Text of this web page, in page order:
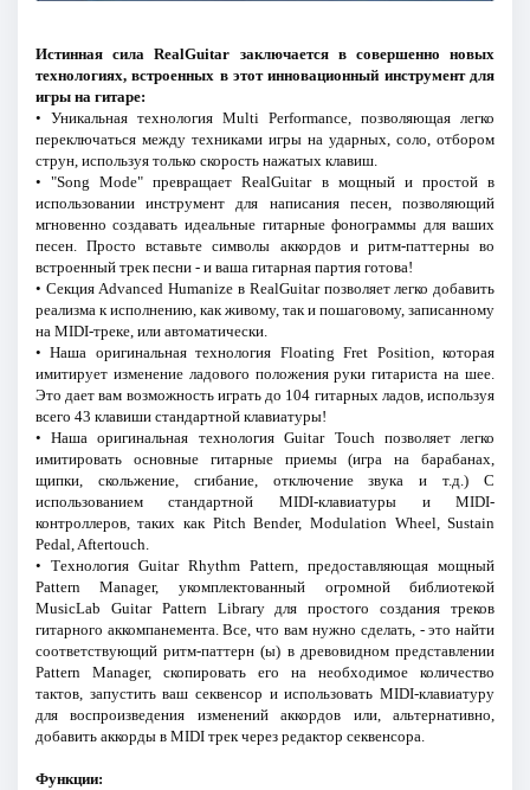
Истинная сила RealGuitar заключается в совершенно новых
технологиях, встроенных в этот инновационный инструмент для
игры на гитаре:
• Уникальная технология Multi Performance, позволяющая легко
переключаться между техниками игры на ударных, соло, отбором
струн, используя только скорость нажатых клавиш.
• "Song Mode" превращает RealGuitar в мощный и простой в
использовании инструмент для написания песен, позволяющий
мгновенно создавать идеальные гитарные фонограммы для ваших
песен. Просто вставьте символы аккордов и ритм-паттерны во
встроенный трек песни - и ваша гитарная партия готова!
• Секция Advanced Humanize в RealGuitar позволяет легко добавить
реализма к исполнению, как живому, так и пошаговому, записанному
на MIDI-треке, или автоматически.
• Наша оригинальная технология Floating Fret Position, которая
имитирует изменение ладового положения руки гитариста на шее.
Это дает вам возможность играть до 104 гитарных ладов, используя
всего 43 клавиши стандартной клавиатуры!
• Наша оригинальная технология Guitar Touch позволяет легко
имитировать основные гитарные приемы (игра на барабанах,
щипки, скольжение, сгибание, отключение звука и т.д.) С
использованием стандартной MIDI-клавиатуры и MIDI-
контроллеров, таких как Pitch Bender, Modulation Wheel, Sustain
Pedal, Aftertouch.
• Технология Guitar Rhythm Pattern, предоставляющая мощный
Pattern Manager, укомплектованный огромной библиотекой
MusicLab Guitar Pattern Library для простого создания треков
гитарного аккомпанемента. Все, что вам нужно сделать, - это найти
соответствующий ритм-паттерн (ы) в древовидном представлении
Pattern Manager, скопировать его на необходимое количество
тактов, запустить ваш секвенсор и использовать MIDI-клавиатуру
для воспроизведения изменений аккордов или, альтернативно,
добавить аккорды в MIDI трек через редактор секвенсора.
Функции: